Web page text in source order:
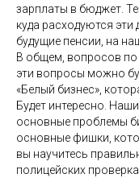
зарплаты в бюджет.
куда расходуются эти
будущие пенсии, на
В общем, вопросов по
эти вопросы можно
«Белый бизнес»,
Будет интересно.
основные проблемы
основные фишки,
вы научитесь
полицейских